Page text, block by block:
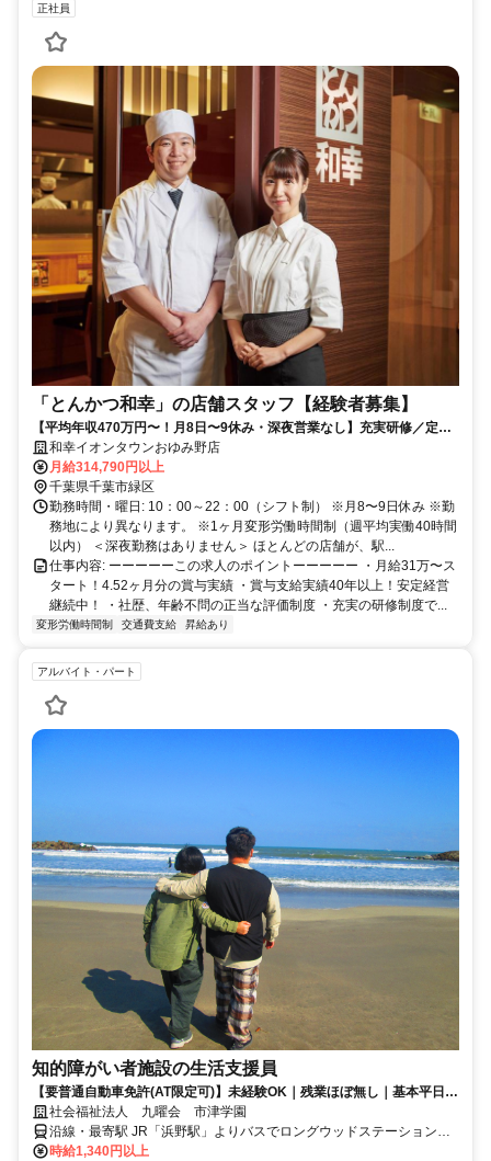
正社員
「とんかつ和幸」の店舗スタッフ【経験者募集】
【平均年収470万円〜！月8日〜9休み・深夜営業なし】充実研修／定着
率9割超／60年以上の黒字！安定系企業！
和幸イオンタウンおゆみ野店
月給314,790円以上
千葉県千葉市緑区
勤務時間・曜日: 10：00～22：00（シフト制） ※月8〜9日休み ※勤
務地により異なります。 ※1ヶ月変形労働時間制（週平均実働40時間
以内） ＜深夜勤務はありません＞ ほとんどの店舗が、駅...
仕事内容: ーーーーーこの求人のポイントーーーーー ・月給31万〜ス
タート！4.52ヶ月分の賞与実績 ・賞与支給実績40年以上！安定経営
継続中！ ・社歴、年齢不問の正当な評価制度 ・充実の研修制度で...
変形労働時間制 交通費支給 昇給あり
アルバイト・パート
知的障がい者施設の生活支援員
【要普通自動車免許(AT限定可)】未経験OK｜残業ほぼ無し｜基本平日の
み｜年休120日｜賞与年3回
社会福祉法人 九曜会 市津学園
沿線・最寄駅 JR「浜野駅」よりバスでロングウッドステーション行
に乗車し「犬成火の見下」バス停で下車後徒歩3分。
時給1,340円以上